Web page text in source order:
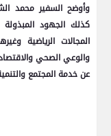
وأوضح السفير محمد
كذلك الجهود
المجالات الرياضية
والوعي الصحي
عن خدمة المجتمع